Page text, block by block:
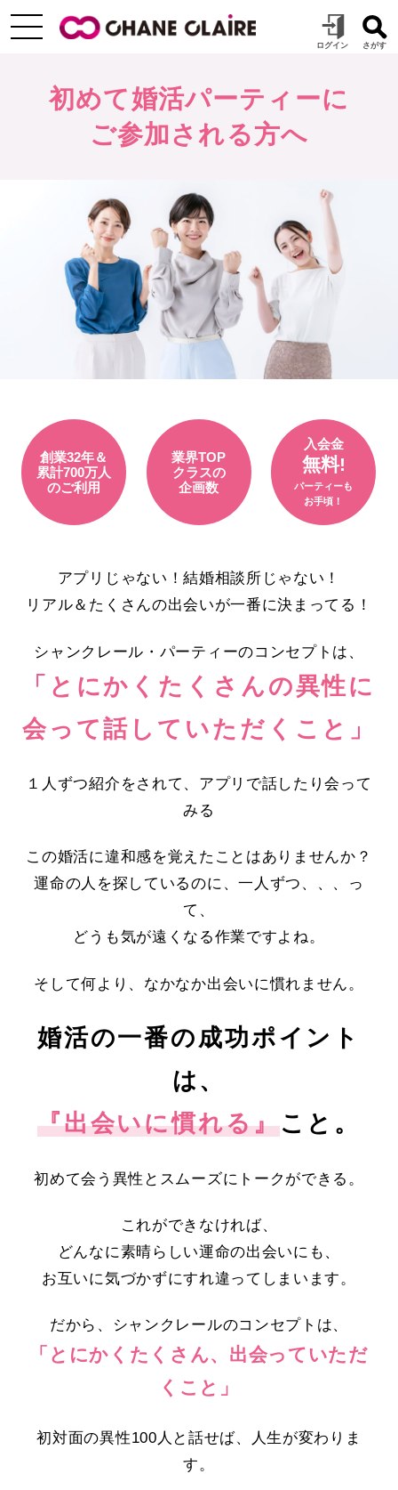
初めて婚活パーティーに
ご参加される方へ
創業32年＆
累計700万人
のご利用
業界TOP
クラスの
企画数
入会金
無料!
パーティーも
お手頃！
アプリじゃない！結婚相談所じゃない！
リアル＆たくさんの出会いが一番に決まってる！
シャンクレール・パーティーのコンセプトは、
「とにかくたくさんの異性に
会って話していただくこと」
１人ずつ紹介をされて、アプリで話したり会って
みる
この婚活に違和感を覚えたことはありませんか？
運命の人を探しているのに、一人ずつ、、、っ
て、
どうも気が遠くなる作業ですよね。
そして何より、なかなか出会いに慣れません。
婚活の一番の成功ポイント
は、
『出会いに慣れる』こと。
初めて会う異性とスムーズにトークができる。
これができなければ、
どんなに素晴らしい運命の出会いにも、
お互いに気づかずにすれ違ってしまいます。
だから、シャンクレールのコンセプトは、
「とにかくたくさん、出会っていただ
くこと」
初対面の異性100人と話せば、人生が変わりま
す。